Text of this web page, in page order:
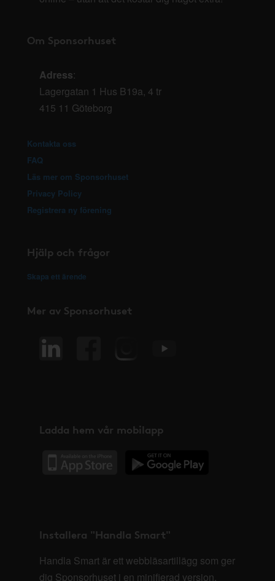
Om Sponsorhuset
Adress:
Lagergatan 1 Hus B19a, 4 tr
415 11 Göteborg
Kontakta oss
FAQ
Läs mer om Sponsorhuset
Privacy Policy
Registrera ny förening
Hjälp och frågor
Skapa ett ärende
Mer av Sponsorhuset
Ladda hem vår mobilapp
Installera "Handla Smart"
Handla Smart är ett webbläsartillägg som ger
dig Sponsorhuset i en minifierad version,